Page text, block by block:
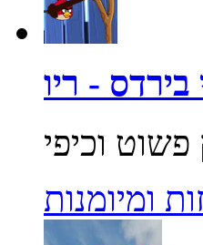
בירדס - ריו
ומיומנות